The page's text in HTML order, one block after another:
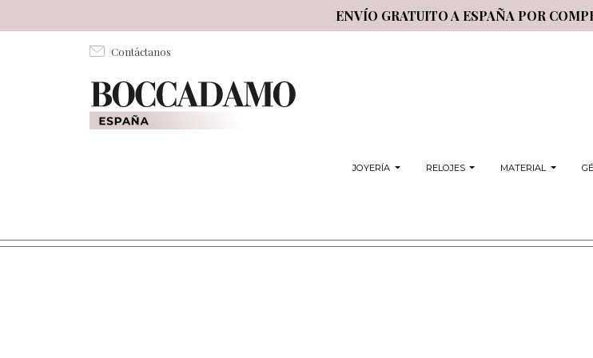
ENVÍO GRATUITO A ESPAÑA POR
Contáctanos
JOYERÍA RELOJES MATERIAL